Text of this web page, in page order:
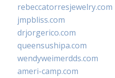
rebeccatorresjewelry.com
jmpbliss.com
drjorgerico.com
queensushipa.com
wendyweimerdds.com
ameri-camp.com